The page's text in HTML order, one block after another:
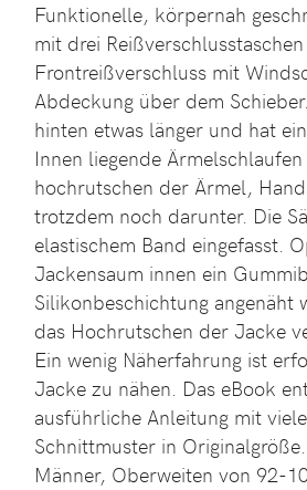
Funktionelle, körpernah
mit drei
Frontreißverschluss mit
Abdeckung über dem
hinten etwas länger und hat
Innen liegende
hochrutschen der Ärmel,
trotzdem noch darunter. Die
elastischem Band eingefasst.
Jackensaum innen ein
Silikonbeschichtung angenäht
das Hochrutschen der Jacke
Ein wenig Näherfahrung ist
Jacke zu nähen. Das eBook
ausführliche Anleitung mit
Schnittmuster in
Männer, Oberweiten von 92-